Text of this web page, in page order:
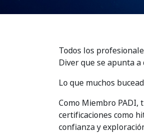
Todos los
Diver que se apunta a
Lo que muchos
Como Miembro PADI,
certificaciones como
confianza y